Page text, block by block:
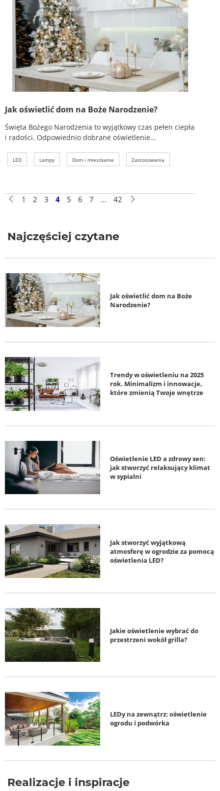
Jak oświetlić dom na Boże Narodzenie?
Święta Bożego Narodzenia to wyjątkowy czas pełen ciepła
i radości. Odpowiednio dobrane oświetlenie...
LED Lampy Dom i mieszkanie Zastosowania
1 2 3 4 5 6 7 ... 42
Najczęściej czytane
Jak oświetlić dom na Boże
Narodzenie?
Trendy w oświetleniu na 2025
rok. Minimalizm i innowacje,
które zmienią Twoje wnętrze
Oświetlenie LED a zdrowy sen:
jak stworzyć relaksujący klimat
w sypialni
Jak stworzyć wyjątkową
atmosferę w ogrodzie za pomocą
oświetlenia LED?
Jakie oświetlenie wybrać do
przestrzeni wokół grilla?
LEDy na zewnątrz: oświetlenie
ogrodu i podwórka
Realizacje i inspiracje